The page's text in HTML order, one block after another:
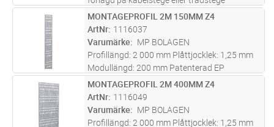
utomhus. Max miljöklass C4. De stora hålen
kan förses med Ø 23 mm gummihylsa för att
inte skada ledningen, finns i E
ST Lägg i kundvagn
MONTAGEPROFIL 2M 150MM Z4
ArtNr 1116037
Varumärke
MP BOLAGEN
Profillängd: 2 000 mm Plåttjocklek: 1,25 mm
Modullängd: 200 mm Patenterad EP
0813012. Kan på begäran fås lackerad.
ST Lägg i kundvagn
MONTAGEPROFIL 2M 400MM Z4
ArtNr 1116049
Varumärke
MP BOLAGEN
Profillängd: 2 000 mm Plåttjocklek: 1,25 mm